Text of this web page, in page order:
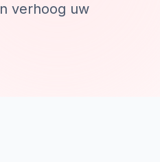
verhoog uw